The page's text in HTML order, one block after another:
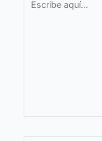
aquí...